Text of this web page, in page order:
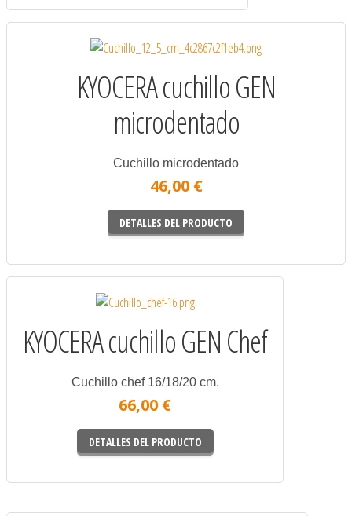
KYOCERA cuchillo GEN
microdentado
Cuchillo microdentado
46,00 €
DETALLES DEL PRODUCTO
KYOCERA cuchillo GEN Chef
Cuchillo chef 16/18/20 cm.
66,00 €
DETALLES DEL PRODUCTO